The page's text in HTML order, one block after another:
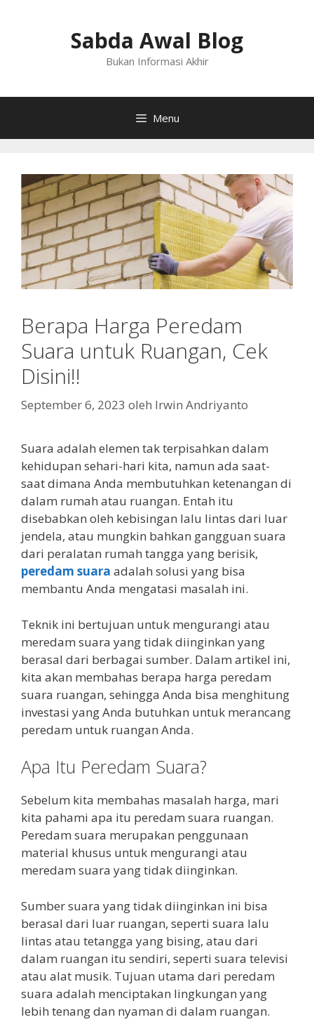
Sabda Awal Blog
Bukan Informasi Akhir
Menu
Berapa Harga Peredam
Suara untuk Ruangan, Cek
Disini!!
September 6, 2023 oleh Irwin Andriyanto
Suara adalah elemen tak terpisahkan dalam
kehidupan sehari-hari kita, namun ada saat-
saat dimana Anda membutuhkan ketenangan di
dalam rumah atau ruangan. Entah itu
disebabkan oleh kebisingan lalu lintas dari luar
jendela, atau mungkin bahkan gangguan suara
dari peralatan rumah tangga yang berisik,
peredam suara adalah solusi yang bisa
membantu Anda mengatasi masalah ini.
Teknik ini bertujuan untuk mengurangi atau
meredam suara yang tidak diinginkan yang
berasal dari berbagai sumber. Dalam artikel ini,
kita akan membahas berapa harga peredam
suara ruangan, sehingga Anda bisa menghitung
investasi yang Anda butuhkan untuk merancang
peredam untuk ruangan Anda.
Apa Itu Peredam Suara?
Sebelum kita membahas masalah harga, mari
kita pahami apa itu peredam suara ruangan.
Peredam suara merupakan penggunaan
material khusus untuk mengurangi atau
meredam suara yang tidak diinginkan.
Sumber suara yang tidak diinginkan ini bisa
berasal dari luar ruangan, seperti suara lalu
lintas atau tetangga yang bising, atau dari
dalam ruangan itu sendiri, seperti suara televisi
atau alat musik. Tujuan utama dari peredam
suara adalah menciptakan lingkungan yang
lebih tenang dan nyaman di dalam ruangan.